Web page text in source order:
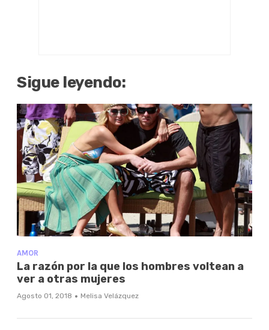
Sigue leyendo:
AMOR
La razón por la que los hombres voltean a
ver a otras mujeres
Agosto 01, 2018 · Melisa Velázquez